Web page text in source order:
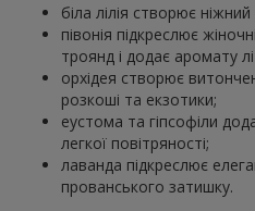
біла лілія створює
півонія підкреслює
троянд і додає аромату
орхідея створює
розкоші та екзотики;
еустома та гіпсофіли
легкої повітряності;
лаванда підкреслює
прованського затишку.